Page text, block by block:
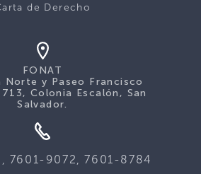
de Derecho
FONAT
Norte y Paseo Francisco
Colonia Escalón, San
Salvador.
7601-9072, 7601-8784